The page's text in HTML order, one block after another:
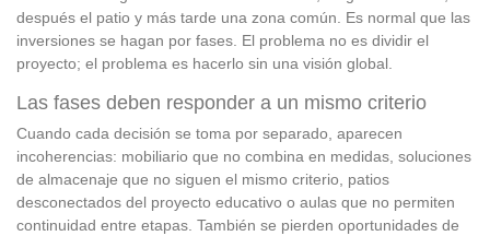
después el patio y más tarde una zona común. Es normal que las
inversiones se hagan por fases. El problema no es dividir el
proyecto; el problema es hacerlo sin una visión global.
Las fases deben responder a un mismo criterio
Cuando cada decisión se toma por separado, aparecen
incoherencias: mobiliario que no combina en medidas, soluciones
de almacenaje que no siguen el mismo criterio, patios
desconectados del proyecto educativo o aulas que no permiten
continuidad entre etapas. También se pierden oportunidades de